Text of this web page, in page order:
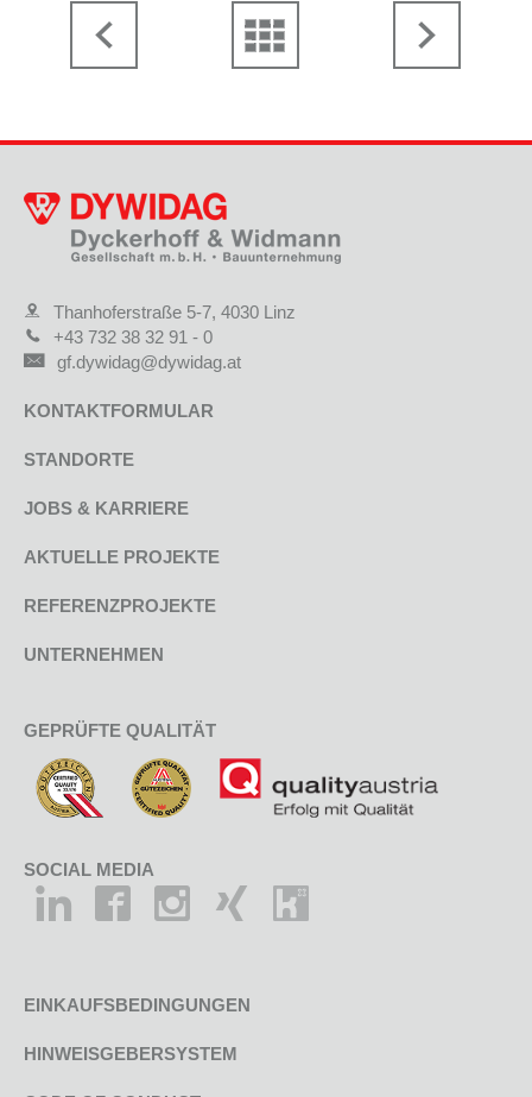
Thanhoferstraße 5-7, 4030 Linz
+43 732 38 32 91 - 0
gf.dywidag@dywidag.at
KONTAKTFORMULAR
STANDORTE
JOBS & KARRIERE
AKTUELLE PROJEKTE
REFERENZPROJEKTE
UNTERNEHMEN
GEPRÜFTE QUALITÄT
SOCIAL MEDIA
EINKAUFSBEDINGUNGEN
HINWEISGEBERSYSTEM